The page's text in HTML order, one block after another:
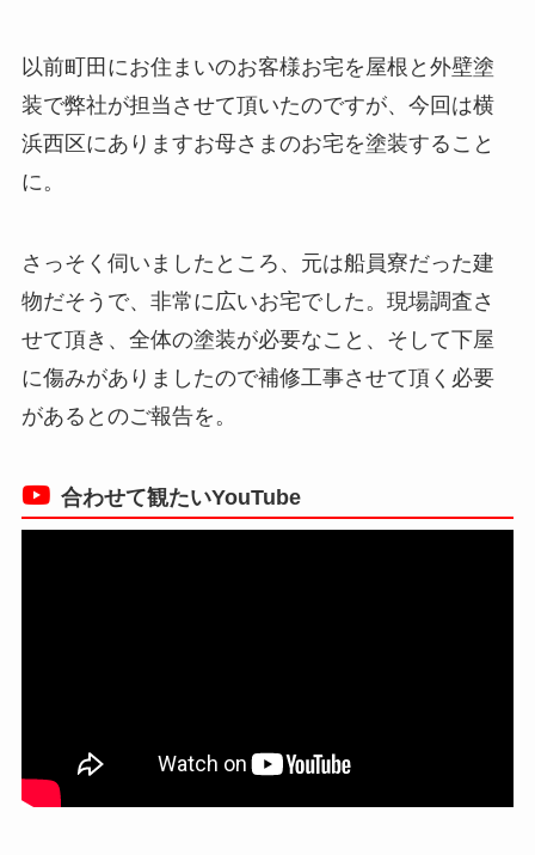
以前町田にお住まいのお客様お宅を屋根と外壁塗
装で弊社が担当させて頂いたのですが、今回は横
浜西区にありますお母さまのお宅を塗装すること
に。
さっそく伺いましたところ、元は船員寮だった建
物だそうで、非常に広いお宅でした。現場調査さ
せて頂き、全体の塗装が必要なこと、そして下屋
に傷みがありましたので補修工事させて頂く必要
があるとのご報告を。
合わせて観たいYouTube